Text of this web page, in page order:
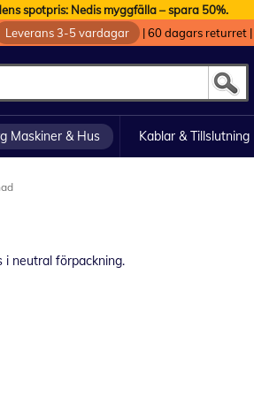
spotpris: Nedis myggfälla – spara 50%.
Leverans 3-5 vardagar |60 dagars returret |
Maskiner & Hus Kablar & Tillslutning
i neutral förpackning.